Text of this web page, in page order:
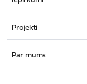
Projekti
Par mums